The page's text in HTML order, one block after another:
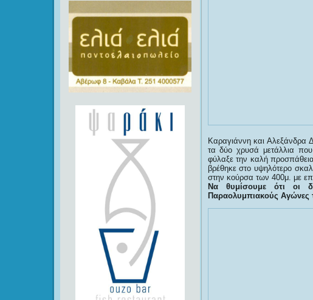
Καραγιάννη και Αλεξάνδρα
τα δύο χρυσά μετάλλια
φύλαξε την καλή
βρέθηκε στο υψηλότερο
στην κούρσα των 400μ. με
Να θυμίσουμε ότι οι
Παραολυμπιακούς Αγώνες